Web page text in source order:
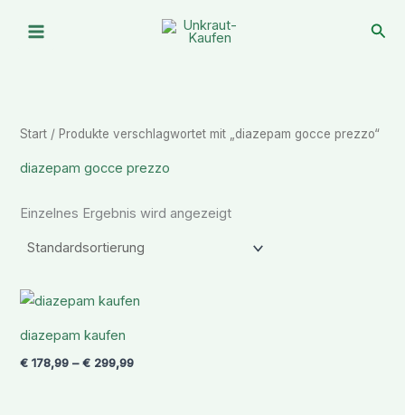
Inhalt
Start / Produkte verschlagwortet mit „diazepam gocce prezzo“
diazepam gocce prezzo
Einzelnes Ergebnis wird angezeigt
diazepam kaufen
€ 178,99 –€ 299,99
Preisspanne: